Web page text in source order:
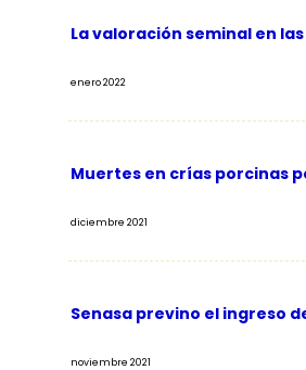
La valoración seminal en
enero 2022
Muertes en crías porcinas
diciembre 2021
Senasa previno el ingreso
noviembre 2021